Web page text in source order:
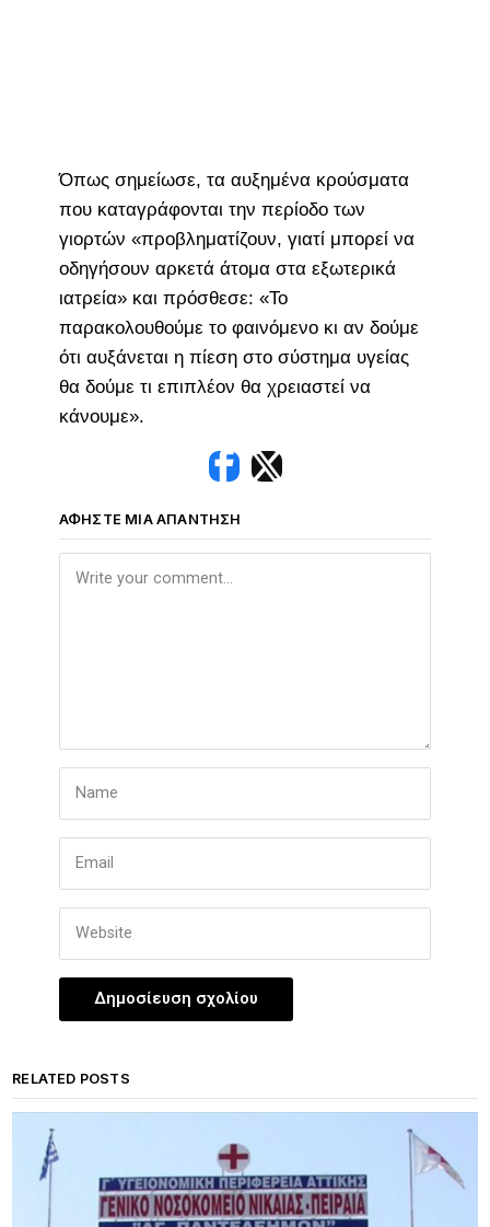
Όπως σημείωσε, τα αυξημένα κρούσματα
που καταγράφονται την περίοδο των
γιορτών «προβληματίζουν, γιατί μπορεί να
οδηγήσουν αρκετά άτομα στα εξωτερικά
ιατρεία» και πρόσθεσε: «Το
παρακολουθούμε το φαινόμενο κι αν δούμε
ότι αυξάνεται η πίεση στο σύστημα υγείας
θα δούμε τι επιπλέον θα χρειαστεί να
κάνουμε».
ΑΦΉΣΤΕ ΜΙΑ ΑΠΆΝΤΗΣΗ
RELATED POSTS